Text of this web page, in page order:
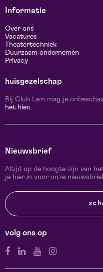
Informatie
Over ons
Vacatures
Theatertechniek
Duurzaam ondernemen
Privacy
huisgezelschap
Bij Club Lam mag je
het hier.
Nieuwsbrief
Altijd op de hoogte zijn van
je hier in voor onze
volg ons op